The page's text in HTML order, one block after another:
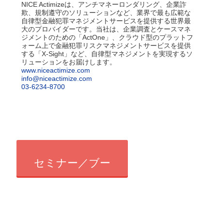
NICE Actimizeは、アンチマネーロンダリング、企業詐
欺、規制遵守のソリューションなど、業界で最も広範な
自律型金融犯罪マネジメントサービスを提供する世界最
大のプロバイダーです。当社は、企業調査とケースマネ
ジメントのための「ActOne」、クラウド型のプラットフ
ォーム上で金融犯罪リスクマネジメントサービスを提供
する「X-Sight」など、自律型マネジメントを実現するソ
リューションをお届けします。
www.niceactimize.com
info@niceactimize.com
03-6234-8700
セミナー／ブー